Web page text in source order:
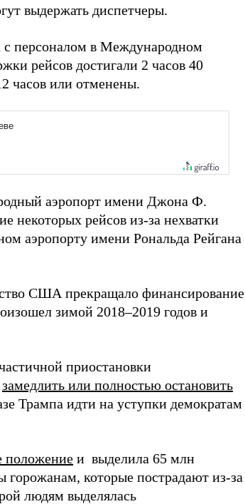
выдержать диспетчеры.
с персоналом в Международном
рейсов достигали 2 часов 40
часов или отменены.
аэропорт имени Джона Ф.
некоторых рейсов из-за нехватки
аэропорту имени Рональда Рейгана
США прекращало финансирование
зимой 2018–2019 годов и
приостановки
замедлить или полностью остановить
Трампа идти на уступки демократам
положение и выделила 65 млн
горожанам, которые пострадают из-за
людям выделялась